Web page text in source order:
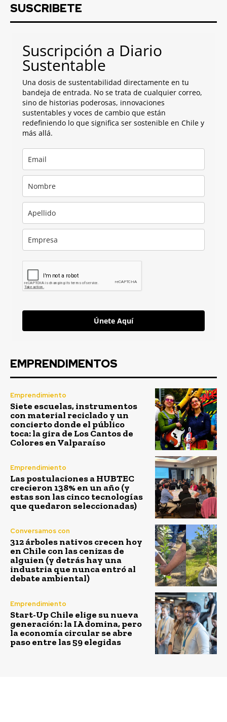
SUSCRIBETE
Suscripción a Diario
Sustentable
Una dosis de sustentabilidad directamente en tu
bandeja de entrada. No se trata de cualquier correo,
sino de historias poderosas, innovaciones
sustentables y voces de cambio que están
redefiniendo lo que significa ser sostenible en Chile y
más allá.
Únete Aquí
EMPRENDIMENTOS
Emprendimiento
Siete escuelas, instrumentos
con material reciclado y un
concierto donde el público
toca: la gira de Los Cantos de
Colores en Valparaíso
Emprendimiento
Las postulaciones a HUBTEC
crecieron 138% en un año (y
estas son las cinco tecnologías
que quedaron seleccionadas)
Conversamos con
312 árboles nativos crecen hoy
en Chile con las cenizas de
alguien (y detrás hay una
industria que nunca entró al
debate ambiental)
Emprendimiento
Start-Up Chile elige su nueva
generación: la IA domina, pero
la economía circular se abre
paso entre las 59 elegidas